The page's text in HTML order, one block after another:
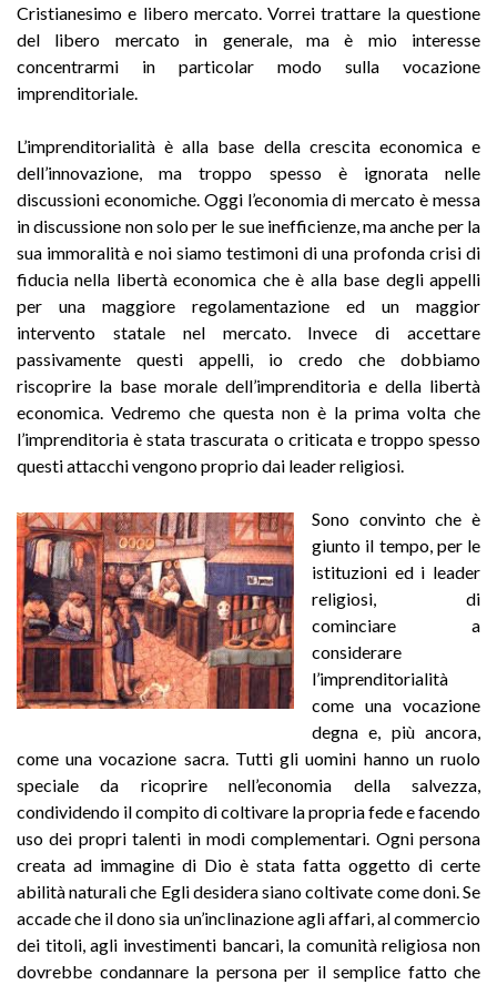
Cristianesimo e libero mercato. Vorrei trattare la questione
del libero mercato in generale, ma è mio interesse
concentrarmi in particolar modo sulla vocazione
imprenditoriale.
L’imprenditorialità è alla base della crescita economica e
dell’innovazione, ma troppo spesso è ignorata nelle
discussioni economiche. Oggi l’economia di mercato è messa
in discussione non solo per le sue inefficienze, ma anche per la
sua immoralità e noi siamo testimoni di una profonda crisi di
fiducia nella libertà economica che è alla base degli appelli
per una maggiore regolamentazione ed un maggior
intervento statale nel mercato. Invece di accettare
passivamente questi appelli, io credo che dobbiamo
riscoprire la base morale dell’imprenditoria e della libertà
economica. Vedremo che questa non è la prima volta che
l’imprenditoria è stata trascurata o criticata e troppo spesso
questi attacchi vengono proprio dai leader religiosi.
Sono convinto che è
giunto il tempo, per le
istituzioni ed i leader
religiosi, di
cominciare a
considerare
l’imprenditorialità
come una vocazione
degna e, più ancora,
come una vocazione sacra. Tutti gli uomini hanno un ruolo
speciale da ricoprire nell’economia della salvezza,
condividendo il compito di coltivare la propria fede e facendo
uso dei propri talenti in modi complementari. Ogni persona
creata ad immagine di Dio è stata fatta oggetto di certe
abilità naturali che Egli desidera siano coltivate come doni. Se
accade che il dono sia un’inclinazione agli affari, al commercio
dei titoli, agli investimenti bancari, la comunità religiosa non
dovrebbe condannare la persona per il semplice fatto che